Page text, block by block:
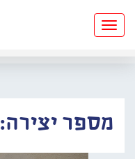
Toggle
navigation
מספר יצירה: #9747